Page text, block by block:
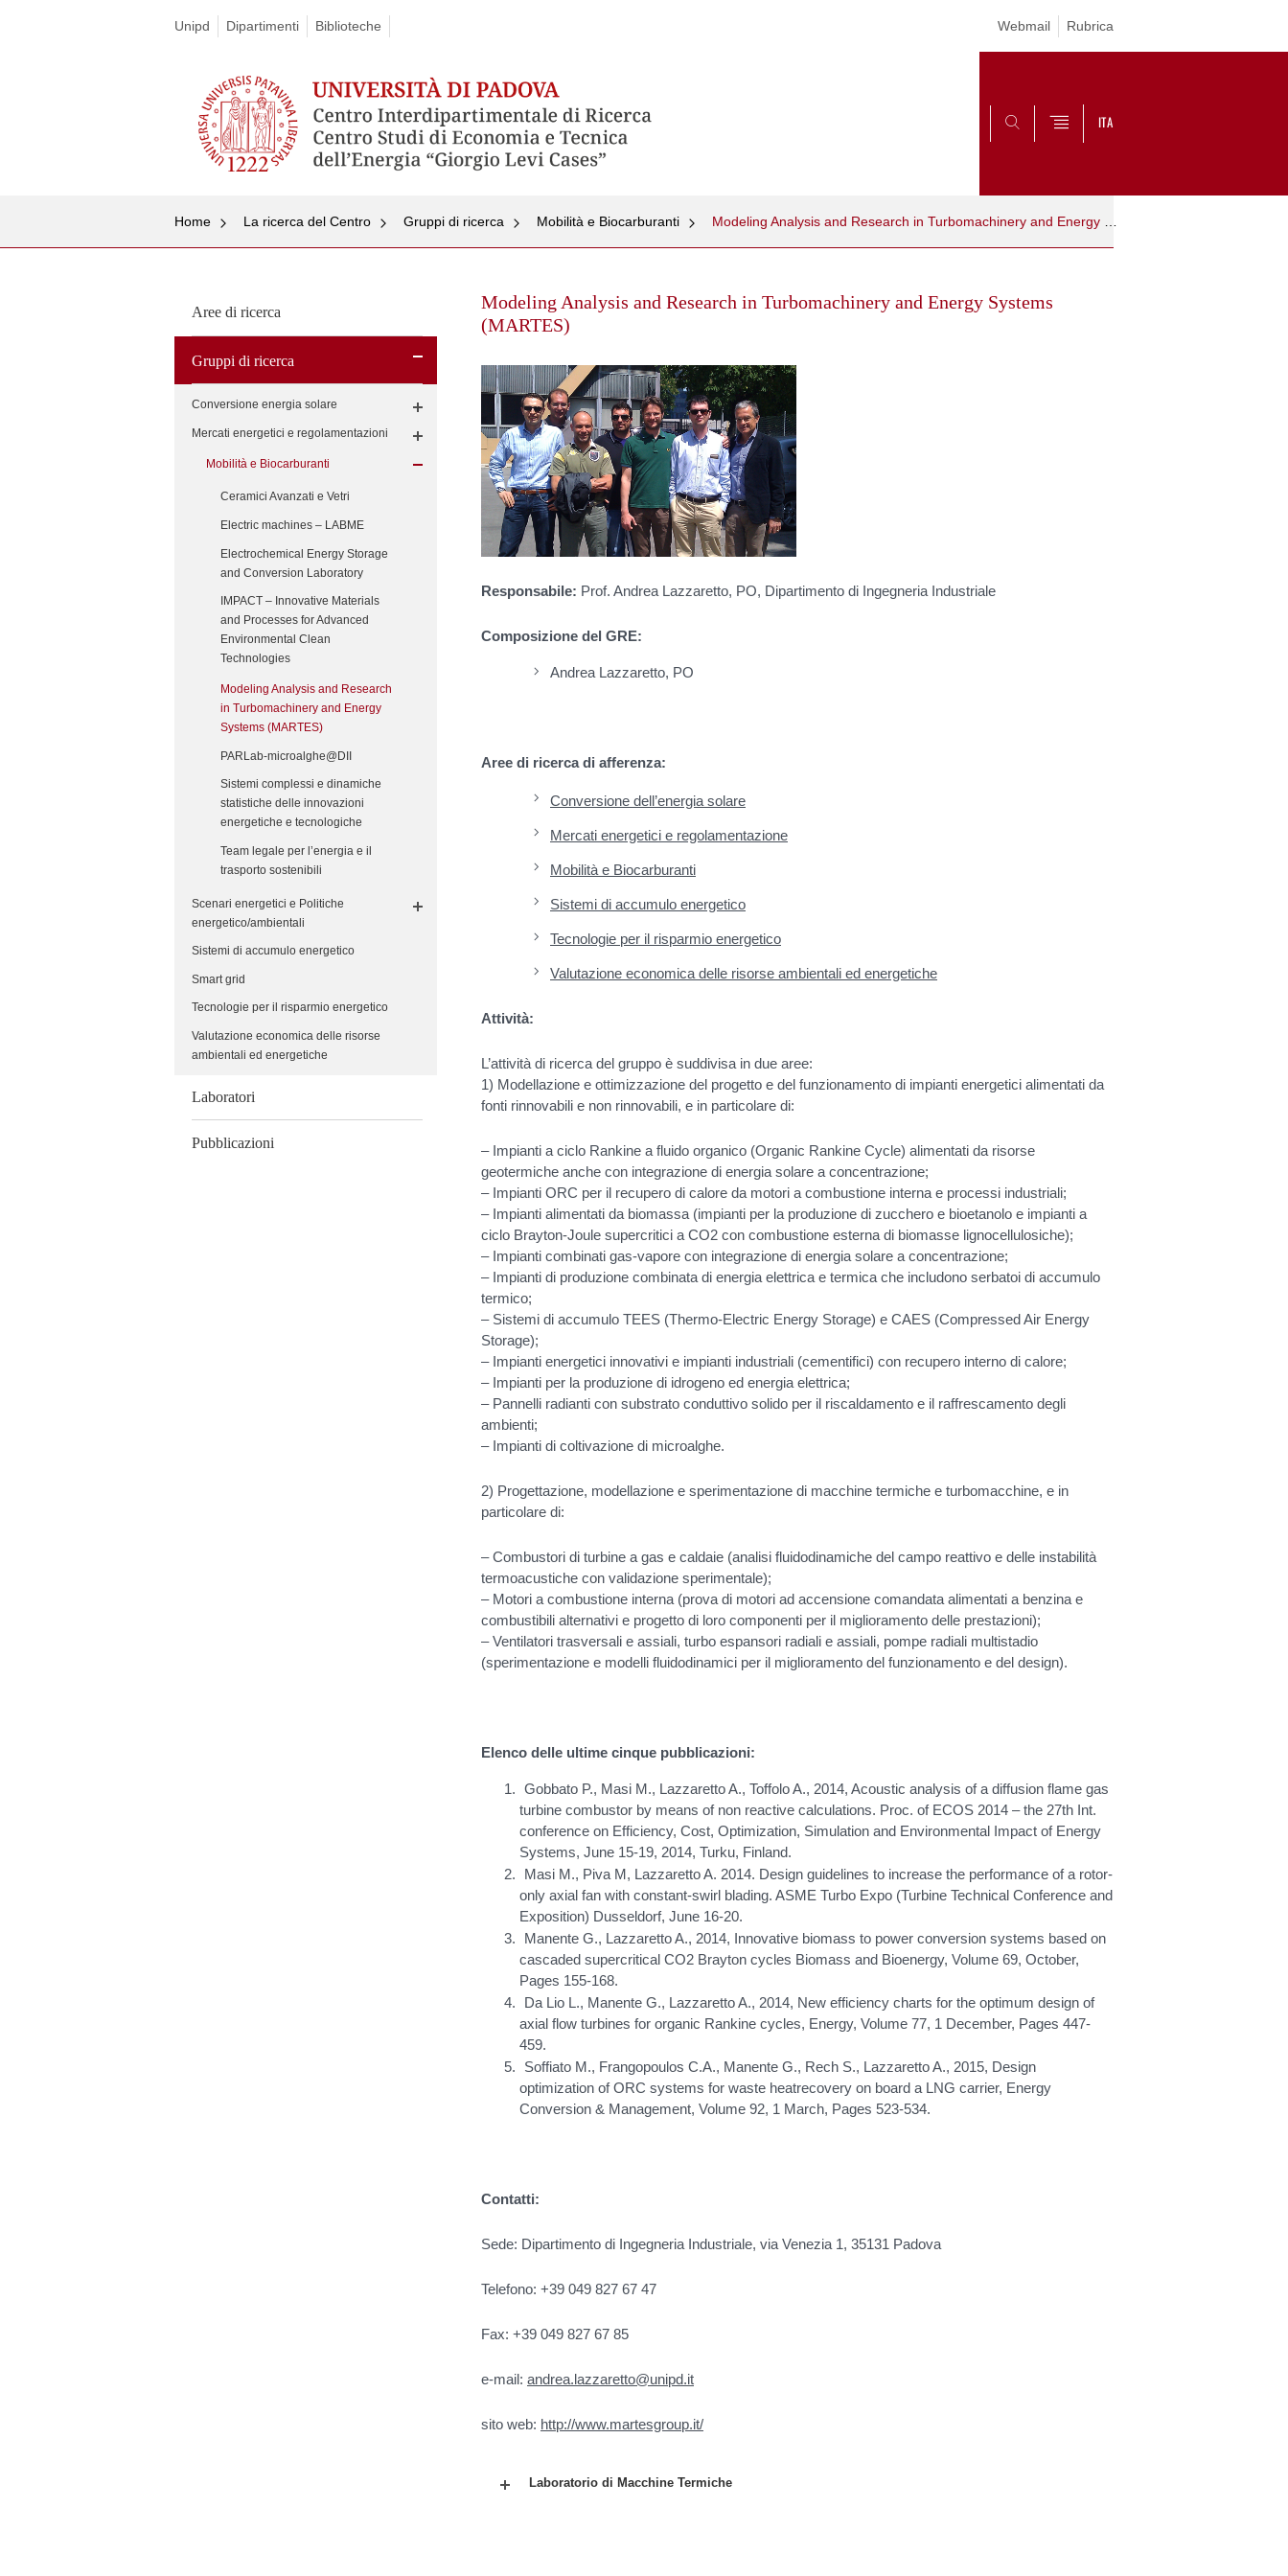
Unipd Dipartimenti Biblioteche Webmail Rubrica
ITA
Home La ricerca del Centro Gruppi di ricerca Mobilità e Biocarburanti Modeling Analysis and Research in Turbomachinery and Energy Systems (MARTES)
Aree di ricerca
Gruppi di ricerca
Conversione energia solare
Mercati energetici e regolamentazioni
Mobilità e Biocarburanti
Ceramici Avanzati e Vetri
Electric machines – LABME
Electrochemical Energy Storage
and Conversion Laboratory
IMPACT – Innovative Materials
and Processes for Advanced
Environmental Clean
Technologies
Modeling Analysis and Research
in Turbomachinery and Energy
Systems (MARTES)
PARLab-microalghe@DII
Sistemi complessi e dinamiche
statistiche delle innovazioni
energetiche e tecnologiche
Team legale per l’energia e il
trasporto sostenibili
Scenari energetici e Politiche
energetico/ambientali
Sistemi di accumulo energetico
Smart grid
Tecnologie per il risparmio energetico
Valutazione economica delle risorse
ambientali ed energetiche
Laboratori
Pubblicazioni
Modeling Analysis and Research in Turbomachinery and Energy Systems
(MARTES)
Responsabile: Prof. Andrea Lazzaretto, PO, Dipartimento di Ingegneria Industriale
Composizione del GRE:
Andrea Lazzaretto, PO
Aree di ricerca di afferenza:
Conversione dell’energia solare
Mercati energetici e regolamentazione
Mobilità e Biocarburanti
Sistemi di accumulo energetico
Tecnologie per il risparmio energetico
Valutazione economica delle risorse ambientali ed energetiche
Attività:
L’attività di ricerca del gruppo è suddivisa in due aree:
1) Modellazione e ottimizzazione del progetto e del funzionamento di impianti energetici alimentati da
fonti rinnovabili e non rinnovabili, e in particolare di:
– Impianti a ciclo Rankine a fluido organico (Organic Rankine Cycle) alimentati da risorse
geotermiche anche con integrazione di energia solare a concentrazione;
– Impianti ORC per il recupero di calore da motori a combustione interna e processi industriali;
– Impianti alimentati da biomassa (impianti per la produzione di zucchero e bioetanolo e impianti a
ciclo Brayton-Joule supercritici a CO2 con combustione esterna di biomasse lignocellulosiche);
– Impianti combinati gas-vapore con integrazione di energia solare a concentrazione;
– Impianti di produzione combinata di energia elettrica e termica che includono serbatoi di accumulo
termico;
– Sistemi di accumulo TEES (Thermo-Electric Energy Storage) e CAES (Compressed Air Energy
Storage);
– Impianti energetici innovativi e impianti industriali (cementifici) con recupero interno di calore;
– Impianti per la produzione di idrogeno ed energia elettrica;
– Pannelli radianti con substrato conduttivo solido per il riscaldamento e il raffrescamento degli
ambienti;
– Impianti di coltivazione di microalghe.
2) Progettazione, modellazione e sperimentazione di macchine termiche e turbomacchine, e in
particolare di:
– Combustori di turbine a gas e caldaie (analisi fluidodinamiche del campo reattivo e delle instabilità
termoacustiche con validazione sperimentale);
– Motori a combustione interna (prova di motori ad accensione comandata alimentati a benzina e
combustibili alternativi e progetto di loro componenti per il miglioramento delle prestazioni);
– Ventilatori trasversali e assiali, turbo espansori radiali e assiali, pompe radiali multistadio
(sperimentazione e modelli fluidodinamici per il miglioramento del funzionamento e del design).
Elenco delle ultime cinque pubblicazioni:
Gobbato P., Masi M., Lazzaretto A., Toffolo A., 2014, Acoustic analysis of a diffusion flame gas
turbine combustor by means of non reactive calculations. Proc. of ECOS 2014 – the 27th Int.
conference on Efficiency, Cost, Optimization, Simulation and Environmental Impact of Energy
Systems, June 15-19, 2014, Turku, Finland.
Masi M., Piva M, Lazzaretto A. 2014. Design guidelines to increase the performance of a rotor-
only axial fan with constant-swirl blading. ASME Turbo Expo (Turbine Technical Conference and
Exposition) Dusseldorf, June 16-20.
Manente G., Lazzaretto A., 2014, Innovative biomass to power conversion systems based on
cascaded supercritical CO2 Brayton cycles Biomass and Bioenergy, Volume 69, October,
Pages 155-168.
Da Lio L., Manente G., Lazzaretto A., 2014, New efficiency charts for the optimum design of
axial flow turbines for organic Rankine cycles, Energy, Volume 77, 1 December, Pages 447-
459.
Soffiato M., Frangopoulos C.A., Manente G., Rech S., Lazzaretto A., 2015, Design
optimization of ORC systems for waste heatrecovery on board a LNG carrier, Energy
Conversion & Management, Volume 92, 1 March, Pages 523-534.
Contatti:
Sede: Dipartimento di Ingegneria Industriale, via Venezia 1, 35131 Padova
Telefono: +39 049 827 67 47
Fax: +39 049 827 67 85
e-mail: andrea.lazzaretto@unipd.it
sito web: http://www.martesgroup.it/
Laboratorio di Macchine Termiche